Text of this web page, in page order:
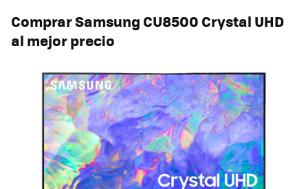
ComprarSamsung CU8500 Crystal UHD
al mejor precio